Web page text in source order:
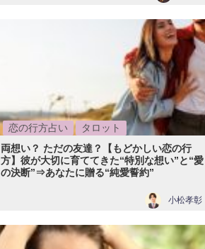
恋の行方占い
タロット
両想い？ ただの友達？【もどかしい恋の行
方】彼が大切に育ててきた“特別な想い”と“愛
の決断”⇒あなたに贈る“純愛誓約”
小松孝彰